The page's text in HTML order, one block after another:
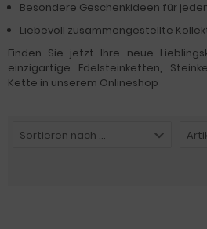
Besondere Geschenkideen für
Liebevoll zusammengestellte
Finden Sie jetzt Ihre neue
einzigartige Edelsteinketten,
Kette in unserem Onlineshop
Sortieren nach ...